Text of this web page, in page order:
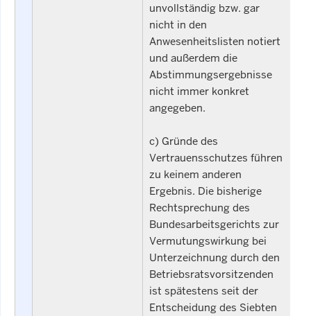
unvollständig bzw. gar
nicht in den
Anwesenheitslisten notiert
und außerdem die
Abstimmungsergebnisse
nicht immer konkret
angegeben.
c) Gründe des
Vertrauensschutzes führen
zu keinem anderen
Ergebnis. Die bisherige
Rechtsprechung des
Bundesarbeitsgerichts zur
Vermutungswirkung bei
Unterzeichnung durch den
Betriebsratsvorsitzenden
ist spätestens seit der
Entscheidung des Siebten